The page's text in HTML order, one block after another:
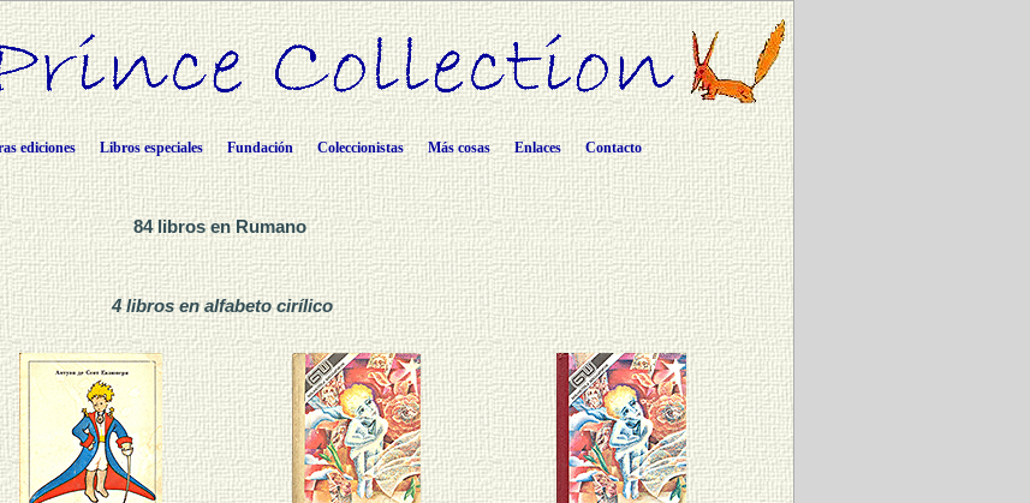
ediciones Libros especiales Fundación Coleccionistas Más cosas Enlaces Contacto
84 libros en Rumano
4 libros en alfabeto cirílico